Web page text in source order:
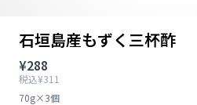
石垣島産もずく三杯酢
¥288
税込¥311
70g×3個